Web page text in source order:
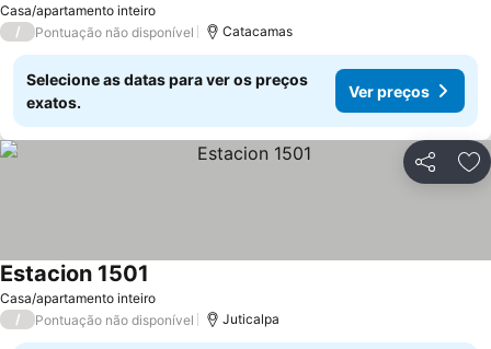
Casa/apartamento inteiro
/ Pontuação não disponível Catacamas
Selecione as datas para ver os preços
exatos.
Ver preços
Partilhar
Casa/apartamento inteiro
Estacion 1501
/ Pontuação não disponível Juticalpa